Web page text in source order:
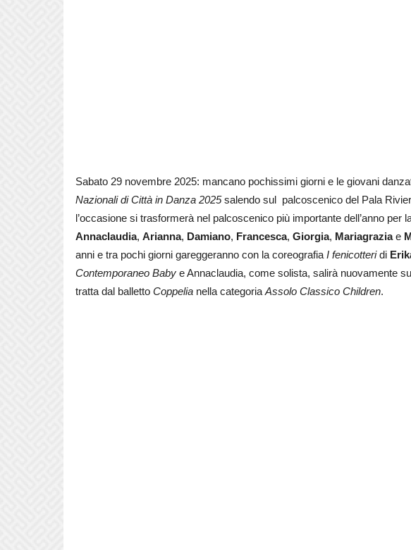
Sabato 29 novembre 2025: mancano pochissimi giorni e le giovani
Nazionali di Città in Danza 2025salendo sul palcoscenico del Pala
l’occasione si trasformerà nel palcoscenico più importante dell’anno per
Annaclaudia,Arianna, Damiano, Francesca,Giorgia, Mariagraziae
anni e tra pochi giorni gareggeranno con la coreografiaI fenicotteridi
Contemporaneo Babye Annaclaudia, come solista, salirà nuovamente
tratta dal ballettoCoppelia nella categoriaAssolo Classico Children.